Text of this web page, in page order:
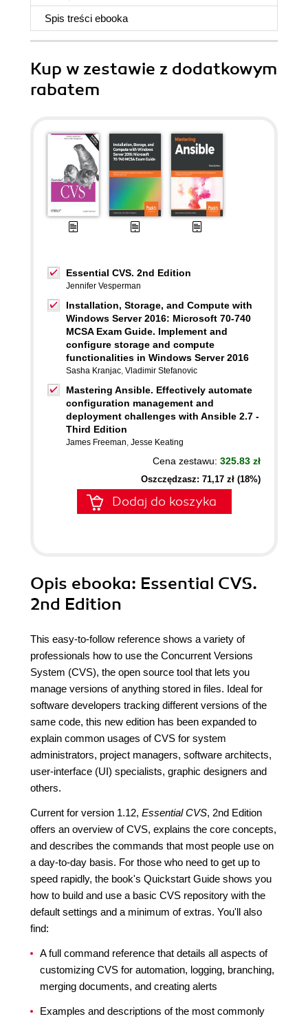
Spis treści ebooka
Kup w zestawie z dodatkowym
rabatem
Essential CVS. 2nd Edition
Jennifer Vesperman
Installation, Storage, and Compute with
Windows Server 2016: Microsoft 70-740
MCSA Exam Guide. Implement and
configure storage and compute
functionalities in Windows Server 2016
Sasha Kranjac, Vladimir Stefanovic
Mastering Ansible. Effectively automate
configuration management and
deployment challenges with Ansible 2.7 -
Third Edition
James Freeman, Jesse Keating
Cena zestawu: 325.83 zł
Oszczędzasz: 71,17 zł (18%)
Dodaj do koszyka
Opis ebooka: Essential CVS.
2nd Edition
This easy-to-follow reference shows a variety of
professionals how to use the Concurrent Versions
System (CVS), the open source tool that lets you
manage versions of anything stored in files. Ideal for
software developers tracking different versions of the
same code, this new edition has been expanded to
explain common usages of CVS for system
administrators, project managers, software architects,
user-interface (UI) specialists, graphic designers and
others.
Current for version 1.12, Essential CVS, 2nd Edition
offers an overview of CVS, explains the core concepts,
and describes the commands that most people use on
a day-to-day basis. For those who need to get up to
speed rapidly, the book's Quickstart Guide shows you
how to build and use a basic CVS repository with the
default settings and a minimum of extras. You'll also
find:
A full command reference that details all aspects of
customizing CVS for automation, logging, branching,
merging documents, and creating alerts
Examples and descriptions of the most commonly